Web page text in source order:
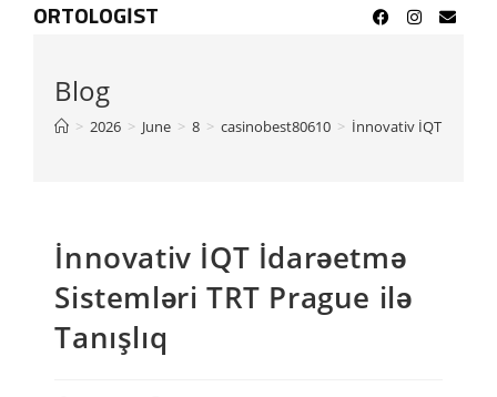
ORTOLOGIST
Blog
> 2026 > June > 8 > casinobest80610 > İnnovativ İQT
İnnovativ İQT İdarəetmə
Sistemləri TRT Prague ilə
Tanışlıq